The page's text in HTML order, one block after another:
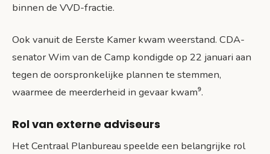
binnen de VVD-fractie.
Ook vanuit de Eerste Kamer kwam weerstand. CDA-
senator Wim van de Camp kondigde op 22 januari aan
tegen de oorspronkelijke plannen te stemmen,
waarmee de meerderheid in gevaar kwam⁹.
Rol van externe adviseurs
Het Centraal Planbureau speelde een belangrijke rol